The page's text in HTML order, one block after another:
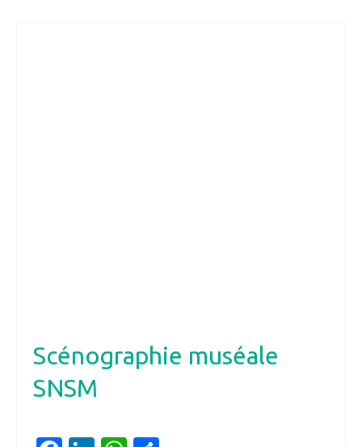
Scénographie muséale
SNSM